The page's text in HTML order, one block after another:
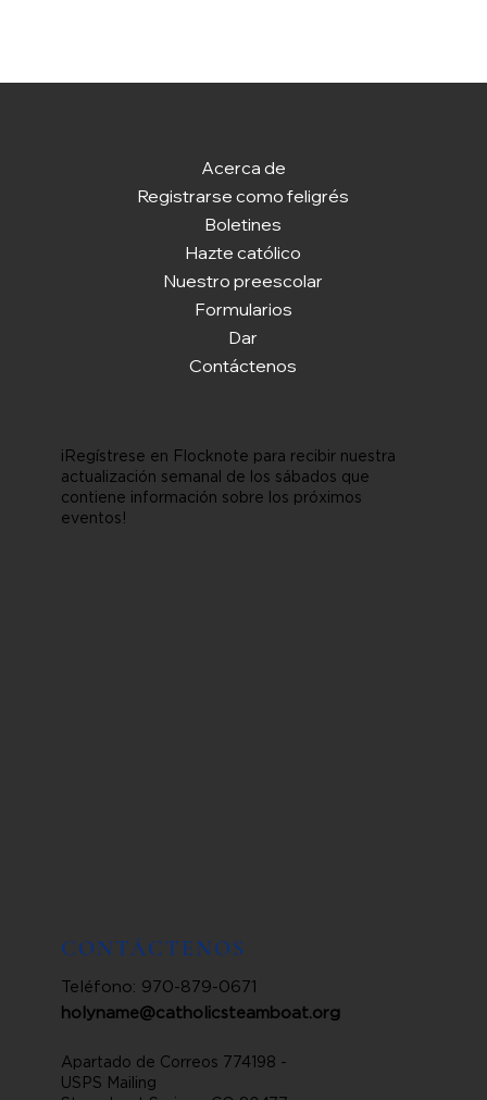
Acerca de
Registrarse como feligrés
Boletines
Hazte católico
Nuestro preescolar
Formularios
Dar
Contáctenos
¡Regístrese en Flocknote para recibir nuestra
actualización semanal de los sábados que
contiene información sobre los próximos
eventos!
CONTÁCTENOS
Teléfono: 970-879-0671
holyname@catholicsteamboat.org
Apartado de Correos 774198 -
USPS Mailing